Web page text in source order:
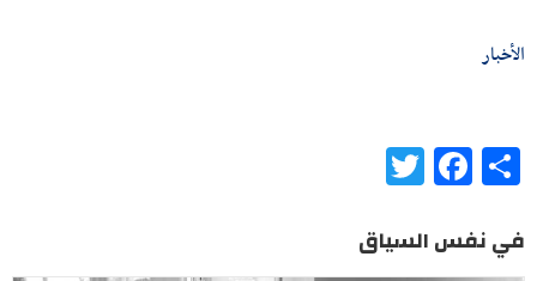
الأخبار
Share
Facebook
في نفس السياق